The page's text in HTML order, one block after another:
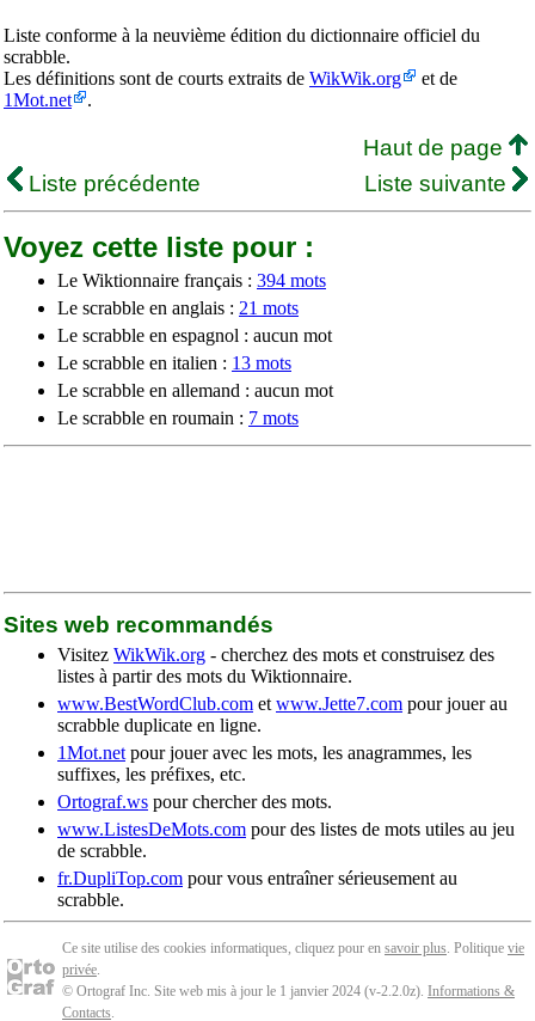
Liste conforme à la neuvième édition du dictionnaire officiel du
scrabble.
Les définitions sont de courts extraits de WikWik.org
et de
1Mot.net
.
Haut de page
Liste précédente
Liste suivante
Voyez cette liste pour :
Le Wiktionnaire français : 394 mots
Le scrabble en anglais : 21 mots
Le scrabble en espagnol : aucun mot
Le scrabble en italien : 13 mots
Le scrabble en allemand : aucun mot
Le scrabble en roumain : 7 mots
Sites web recommandés
Visitez WikWik.org - cherchez des mots et construisez des
listes à partir des mots du Wiktionnaire.
www.BestWordClub.com et www.Jette7.com pour jouer au
scrabble duplicate en ligne.
1Mot.net pour jouer avec les mots, les anagrammes, les
suffixes, les préfixes, etc.
Ortograf.ws pour chercher des mots.
www.ListesDeMots.com pour des listes de mots utiles au jeu
de scrabble.
fr.DupliTop.com pour vous entraîner sérieusement au
scrabble.
Ce site utilise des cookies informatiques, cliquez pour en savoir plus. Politique vie
privée.
© Ortograf Inc. Site web mis à jour le 1 janvier 2024 (v-2.2.0z). Informations &
Contacts.